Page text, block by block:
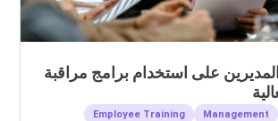
على استخدام برامج مراقبة
Management
Employee Training